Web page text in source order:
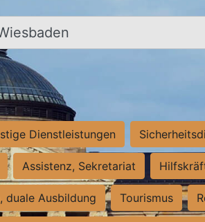
Stadt
Dienstleistungen
Assistenz, Sekretariat
duale Ausbildung Tourismus